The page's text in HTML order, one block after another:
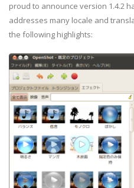
proud to announce version 1.4.2
addresses many locale and
the following highlights: